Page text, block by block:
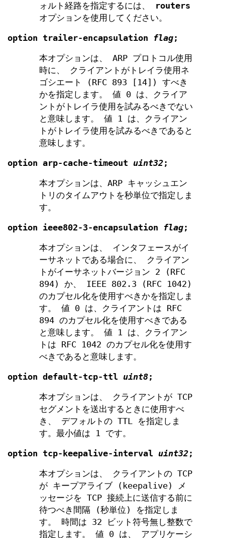
ォルト経路を指定するには、 routers
オプションを使用してください。
option trailer-encapsulation flag;
本オプションは、 ARP プロトコル使用
時に、 クライアントがトレイラ使用ネ
ゴシエート (RFC 893 [14]) すべき
かを指定します。 値 0 は、クライア
ントがトレイラ使用を試みるべきでない
と意味します。 値 1 は、クライアン
トがトレイラ使用を試みるべきであると
意味します。
option arp-cache-timeout uint32;
本オプションは、ARP キャッシュエン
トリのタイムアウトを秒単位で指定しま
す。
option ieee802-3-encapsulation flag;
本オプションは、 インタフェースがイ
ーサネットである場合に、 クライアン
トがイーサネットバージョン 2 (RFC
894) か、 IEEE 802.3 (RFC 1042)
のカプセル化を使用すべきかを指定しま
す。 値 0 は、クライアントは RFC
894 のカプセル化を使用すべきである
と意味します。 値 1 は、クライアン
トは RFC 1042 のカプセル化を使用す
べきであると意味します。
option default-tcp-ttl uint8;
本オプションは、 クライアントが TCP
セグメントを送出するときに使用すべ
き、 デフォルトの TTL を指定しま
す。最小値は 1 です。
option tcp-keepalive-interval uint32;
本オプションは、 クライアントの TCP
が キープアライブ (keepalive) メ
ッセージを TCP 接続上に送信する前に
待つべき間隔 (秒単位) を指定しま
す。 時間は 32 ビット符号無し整数で
指定します。 値 0 は、 アプリケーシ